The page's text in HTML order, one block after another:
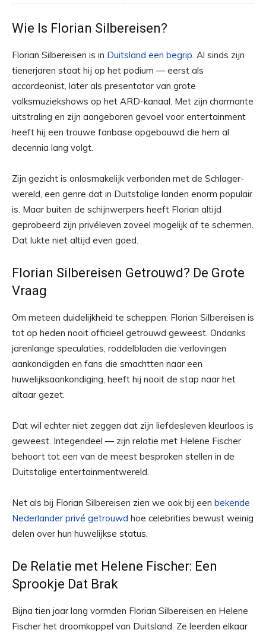
Wie Is Florian Silbereisen?
Florian Silbereisen is in Duitsland een begrip. Al sinds zijn
tienerjaren staat hij op het podium — eerst als
accordeonist, later als presentator van grote
volksmuziekshows op het ARD-kanaal. Met zijn charmante
uitstraling en zijn aangeboren gevoel voor entertainment
heeft hij een trouwe fanbase opgebouwd die hem al
decennia lang volgt.
Zijn gezicht is onlosmakelijk verbonden met de Schlager-
wereld, een genre dat in Duitstalige landen enorm populair
is. Maar buiten de schijnwerpers heeft Florian altijd
geprobeerd zijn privéleven zoveel mogelijk af te schermen.
Dat lukte niet altijd even goed.
Florian Silbereisen Getrouwd? De Grote
Vraag
Om meteen duidelijkheid te scheppen: Florian Silbereisen is
tot op heden nooit officieel getrouwd geweest. Ondanks
jarenlange speculaties, roddelbladen die verlovingen
aankondigden en fans die smachtten naar een
huwelijksaankondiging, heeft hij nooit de stap naar het
altaar gezet.
Dat wil echter niet zeggen dat zijn liefdesleven kleurloos is
geweest. Integendeel — zijn relatie met Helene Fischer
behoort tot een van de meest besproken stellen in de
Duitstalige entertainmentwereld.
Net als bij Florian Silbereisen zien we ook bij een bekende
Nederlander privé getrouwd hoe celebrities bewust weinig
delen over hun huwelijkse status.
De Relatie met Helene Fischer: Een
Sprookje Dat Brak
Bijna tien jaar lang vormden Florian Silbereisen en Helene
Fischer het droomkoppel van Duitsland. Ze leerden elkaar